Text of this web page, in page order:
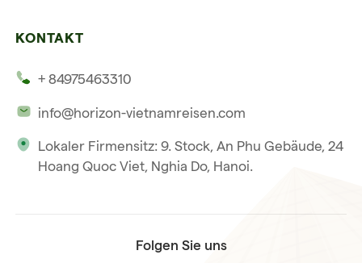
Mehrere Länder
Unsere internationale Tourismuslizenz
KONTAKT
+ 84975463310
info@horizon-vietnamreisen.com
Lokaler Firmensitz: 9. Stock, An Phu Gebäude, 24
Hoang Quoc Viet, Nghia Do, Hanoi.
Folgen Sie uns